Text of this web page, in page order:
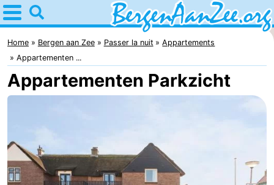
Home
Bergen
aan
Zee
Astuces
Avec
enfants
Dunes
de
Passer
Home Bergen aan Zee Passer la nuit
Appartements
Appartementen ...
Appartementen Parkzicht